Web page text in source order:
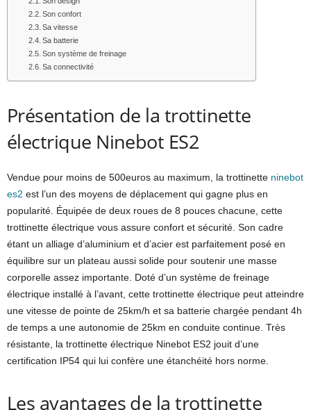
Son confort
Sa vitesse
Sa batterie
Son système de freinage
Sa connectivité
Présentation de la trottinette
électrique Ninebot ES2
Vendue pour moins de 500euros au maximum, la trottinette ninebot
es2 est l’un des moyens de déplacement qui gagne plus en
popularité. Équipée de deux roues de 8 pouces chacune, cette
trottinette électrique vous assure confort et sécurité. Son cadre
étant un alliage d’aluminium et d’acier est parfaitement posé en
équilibre sur un plateau aussi solide pour soutenir une masse
corporelle assez importante. Doté d’un système de freinage
électrique installé à l’avant, cette trottinette électrique peut atteindre
une vitesse de pointe de 25km/h et sa batterie chargée pendant 4h
de temps a une autonomie de 25km en conduite continue. Très
résistante, la trottinette électrique Ninebot ES2 jouit d’une
certification IP54 qui lui confère une étanchéité hors norme.
Les avantages de la trottinette